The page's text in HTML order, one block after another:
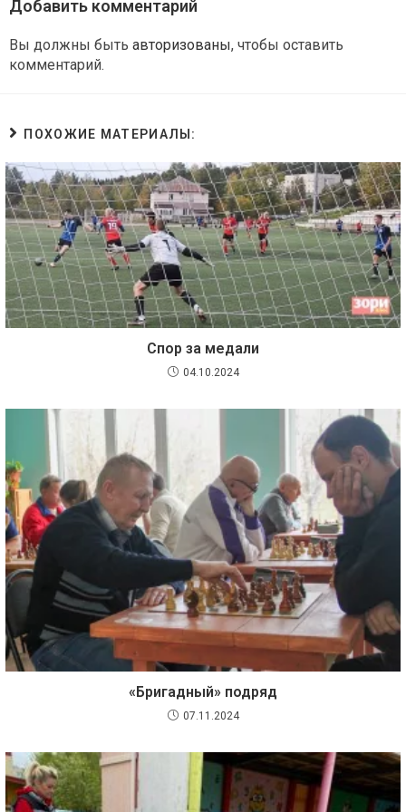
Добавить комментарий
Вы должны быть авторизованы, чтобы оставить
комментарий.
ПОХОЖИЕ МАТЕРИАЛЫ:
Спор за медали
04.10.2024
«Бригадный» подряд
07.11.2024